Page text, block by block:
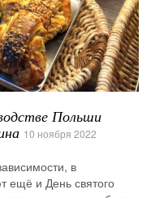
Польши
10 ноября 2022
в
ещё и День святого